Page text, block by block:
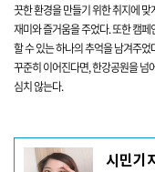
끗한 환경을 만들기 위한 취지에
재미와 즐거움을 주었다.또한 캠페
할 수 있는 하나의 추억을 남겨주었
꾸준히 이어진다면, 한강공원을 넘
심치 않는다.
기 시민기